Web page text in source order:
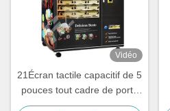
Vidéo
21Écran tactile capacitif de 5
pouces tout cadre de porte
en acier pour distributeur